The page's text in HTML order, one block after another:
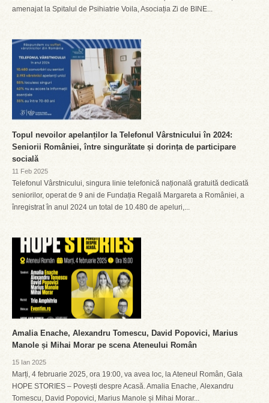
amenajat la Spitalul de Psihiatrie Voila, Asociația Zi de BINE...
Topul nevoilor apelanților la Telefonul Vârstnicului în 2024:
Seniorii României, între singurătate și dorința de participare
socială
11 Feb 2025
Telefonul Vârstnicului, singura linie telefonică națională gratuită dedicată
seniorilor, operat de 9 ani de Fundația Regală Margareta a României, a
înregistrat în anul 2024 un total de 10.480 de apeluri,...
Amalia Enache, Alexandru Tomescu, David Popovici, Marius
Manole și Mihai Morar pe scena Ateneului Român
15 Ian 2025
Marți, 4 februarie 2025, ora 19:00, va avea loc, la Ateneul Român, Gala
HOPE STORIES – Povești despre Acasă. Amalia Enache, Alexandru
Tomescu, David Popovici, Marius Manole și Mihai Morar...